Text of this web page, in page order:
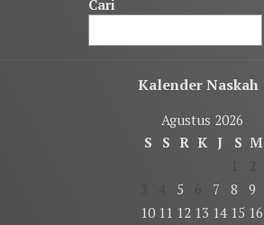
Cari
Kalender Naskah
Agustus 2026
S
S R K J S M
5 7 8
9
10 11 12 13 14 15 16